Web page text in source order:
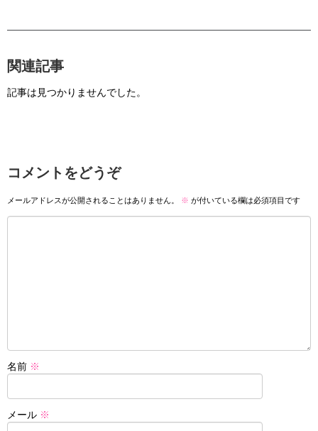
関連記事
記事は見つかりませんでした。
コメントをどうぞ
メールアドレスが公開されることはありません。 ※ が付いている欄は必須項目です
名前 ※
メール ※